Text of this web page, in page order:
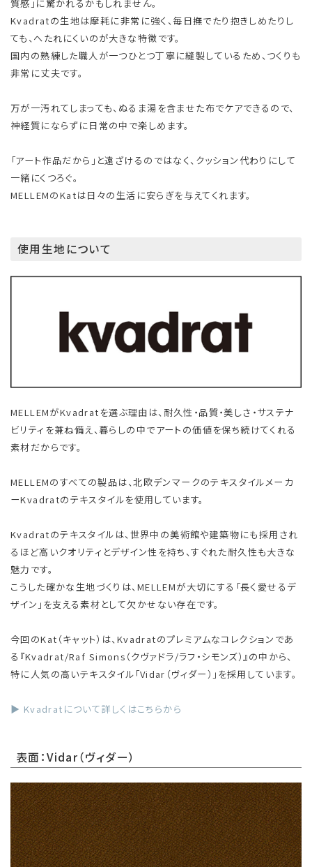
質感」に驚かれるかもしれません。
Kvadratの生地は摩耗に非常に強く、毎日撫でたり抱きしめたりし
ても、へたれにくいのが大きな特徴です。
国内の熟練した職人が一つひとつ丁寧に縫製しているため、つくりも
非常に丈夫です。
万が一汚れてしまっても、ぬるま湯を含ませた布でケアできるので、
神経質にならずに日常の中で楽しめます。
「アート作品だから」と遠ざけるのではなく、クッション代わりにして
一緒にくつろぐ。
MELLEMのKatは日々の生活に安らぎを与えてくれます。
使用生地について
MELLEMがKvadratを選ぶ理由は、耐久性・品質・美しさ・サステナ
ビリティを兼ね備え、暮らしの中でアートの価値を保ち続けてくれる
素材だからです。
MELLEMのすべての製品は、北欧デンマークのテキスタイルメーカ
ーKvadratのテキスタイルを使用しています。
Kvadratのテキスタイルは、世界中の美術館や建築物にも採用され
るほど高いクオリティとデザイン性を持ち、すぐれた耐久性も大きな
魅力です。
こうした確かな生地づくりは、MELLEMが大切にする「長く愛せるデ
ザイン」を支える素材として欠かせない存在です。
今回のKat（キャット）は、Kvadratのプレミアムなコレクションであ
る『Kvadrat/Raf Simons（クヴァドラ/ラフ・シモンズ）』の中から、
特に人気の高いテキスタイル「Vidar（ヴィダー）」を採用しています。
▶ Kvadratについて詳しくはこちらから
表面：Vidar（ヴィダー）